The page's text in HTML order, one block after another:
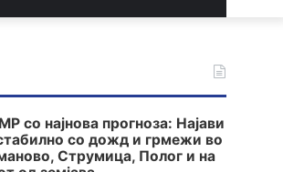
со најнова прогноза: Најави
со дожд и грмежи во
Струмица, Полог и на